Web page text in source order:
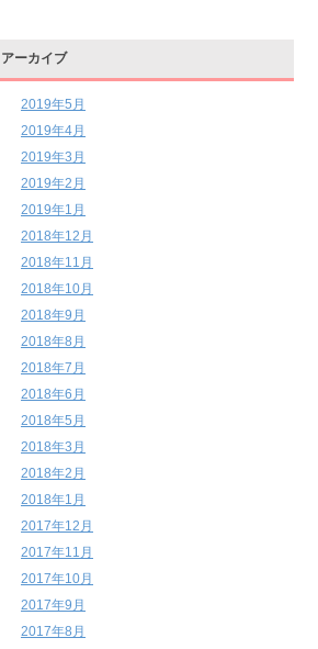
アーカイブ
2019年5月
2019年4月
2019年3月
2019年2月
2019年1月
2018年12月
2018年11月
2018年10月
2018年9月
2018年8月
2018年7月
2018年6月
2018年5月
2018年3月
2018年2月
2018年1月
2017年12月
2017年11月
2017年10月
2017年9月
2017年8月